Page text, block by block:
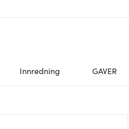
Innredning GAVER